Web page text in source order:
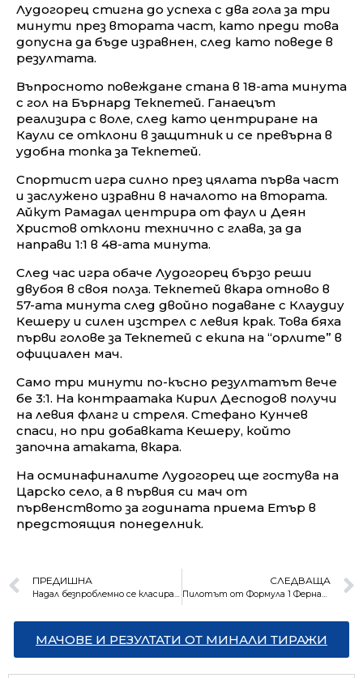
Лудогорец стигна до успеха с два гола за три
минути през втората част, като преди това
допусна да бъде изравнен, след като поведе в
резултата.
Въпросното повеждане стана в 18-ата минута
с гол на Бърнард Текпетей. Ганаецът
реализира с воле, след като центриране на
Каули се отклони в защитник и се превърна в
удобна топка за Текпетей.
Спортист игра силно през цялата първа част
и заслужено изравни в началото на втората.
Айкут Рамадал центрира от фаул и Деян
Христов отклони технично с глава, за да
направи 1:1 в 48-ата минута.
След час игра обаче Лудогорец бързо реши
двубоя в своя полза. Текпетей вкара отново в
57-ата минута след двойно подаване с Клаудиу
Кешеру и силен изстрел с левия крак. Това бяха
първи голове за Текпетей с екипа на “орлите” в
официален мач.
Само три минути по-късно резултатът вече
бе 3:1. На контраатака Кирил Десподов получи
на левия фланг и стреля. Стефано Кунчев
спаси, но при добавката Кешеру, който
започна атаката, вкара.
На осминафиналите Лудогорец ще гостува на
Царско село, а в първия си мач от
първенството за годината приема Етър в
предстоящия понеделник.
ПРЕДИШНА
Надал безпроблемно се класира за третия кръг в Австралия
СЛЕДВАЩА
Пилотът от Формула 1 Фернандо Алонсо е в болница след катастрофа
МАЧОВЕ И РЕЗУЛТАТИ ОТ МИНАЛИ ТИРАЖИ